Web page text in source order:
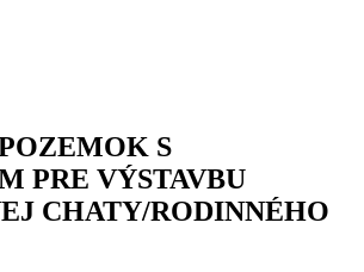
S
PRE VÝSTAVBU
CHATY/RODINNÉHO